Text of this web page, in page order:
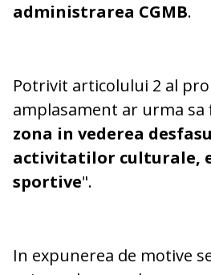
administrarea CGMB.
Potrivit articolului 2 al
amplasament ar urma sa
zona in vederea
activitatilor culturale,
sportive".
In expunerea de motive